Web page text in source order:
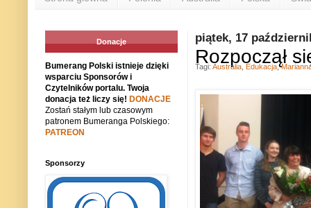
piątek, 17
Rozpoczął
Tagi: Australia Edukacja,
Donacje
Bumerang Polski istnieje dzięki
wsparciu Sponsorów i
Czytelników portalu. Twoja
donacja też liczy się! DONACJE
Zostań stałym lub czasowym
patronem Bumeranga Polskiego:
PATREON
Sponsorzy